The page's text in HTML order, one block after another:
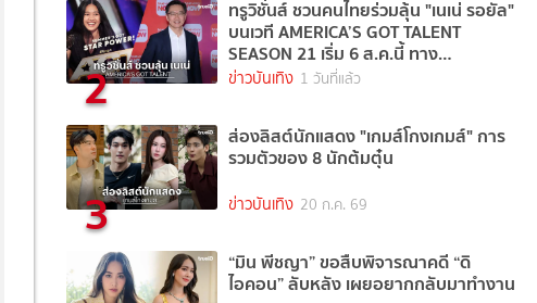
2
ทรูวิชั่นส์ ชวนคนไทยร่วมลุ้น "เนเน่ รอยัล"
บนเวที AMERICA’S GOT TALENT
SEASON 21 เริ่ม 6 ส.ค.นี้ ทาง
TrueVisions NOW
ข่าวบันเทิง 1 วันที่แล้ว
3
ส่องลิสต์นักแสดง "เกมส์โกงเกมส์" การ
รวมตัวของ 8 นักต้มตุ๋น
ข่าวบันเทิง 20 ก.ค. 69
“มิน พีชญา” ขอสืบพิจารณาคดี “ดิ
ไอคอน” ลับหลัง เผยอยากกลับมาทำงาน